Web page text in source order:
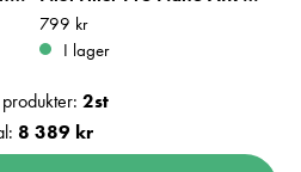
Pris: 799 kr
799 kr
I lager
2st
8 389 kr